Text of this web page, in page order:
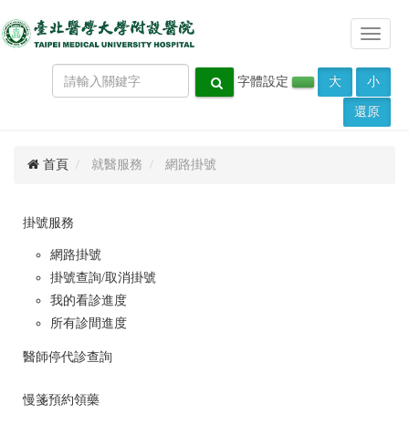
Toggle
字體設定
大 小
還原
首頁 就醫服務 網路掛號
掛號服務
網路掛號
掛號查詢/取消掛號
我的看診進度
所有診間進度
醫師停代診查詢
慢箋預約領藥